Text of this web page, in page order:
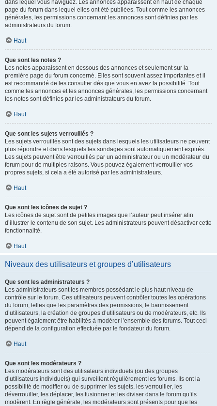
dans lequel vous naviguez. Les annonces apparaissent en haut de chaque
page du forum dans lequel elles ont été publiées. Tout comme les annonces
générales, les permissions concernant les annonces sont définies par les
administrateurs du forum.
Haut
Que sont les notes ?
Les notes apparaissent en dessous des annonces et seulement sur la
première page du forum concerné. Elles sont souvent assez importantes et il
est recommandé de les consulter dès que vous en avez la possibilité. Tout
comme les annonces et les annonces générales, les permissions concernant
les notes sont définies par les administrateurs du forum.
Haut
Que sont les sujets verrouillés ?
Les sujets verrouillés sont des sujets dans lesquels les utilisateurs ne peuvent
plus répondre et dans lesquels les sondages sont automatiquement expirés.
Les sujets peuvent être verrouillés par un administrateur ou un modérateur du
forum pour de multiples raisons. Vous pouvez également verrouiller vos
propres sujets, si cela a été autorisé par les administrateurs.
Haut
Que sont les icônes de sujet ?
Les icônes de sujet sont de petites images que l’auteur peut insérer afin
d’illustrer le contenu de son sujet. Les administrateurs peuvent désactiver cette
fonctionnalité.
Haut
Niveaux des utilisateurs et groupes d’utilisateurs
Que sont les administrateurs ?
Les administrateurs sont les membres possédant le plus haut niveau de
contrôle sur le forum. Ces utilisateurs peuvent contrôler toutes les opérations
du forum, telles que les paramètres des permissions, le bannissement
d’utilisateurs, la création de groupes d’utilisateurs ou de modérateurs, etc. Ils
peuvent également être habilités à modérer l’ensemble des forums. Tout ceci
dépend de la configuration effectuée par le fondateur du forum.
Haut
Que sont les modérateurs ?
Les modérateurs sont des utilisateurs individuels (ou des groupes
d’utilisateurs individuels) qui surveillent régulièrement les forums. Ils ont la
possibilité de modifier ou de supprimer les sujets, les verrouiller, les
déverrouiller, les déplacer, les fusionner et les diviser dans le forum qu’ils
modèrent. En règle générale, les modérateurs sont présents pour que les